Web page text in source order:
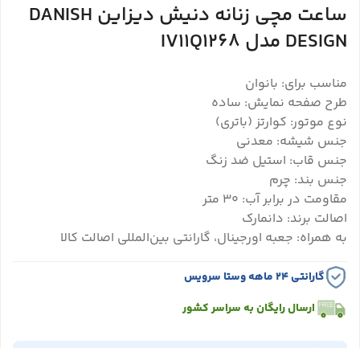
ساعت مچی زنانه دنیش دیزاین DANISH
DESIGN مدل IV11Q1268
مناسب برای: بانوان
طرح صفحه نمایش: ساده
نوع موتور: کوارتز (باتری)
جنس شیشه: معدنی
جنس قاب: استیل ضد زنگ
جنس بند: چرم
مقاومت در برابر آب: 30 متر
اصالت برند: دانمارک
به همراه: جعبه اورجینال، گارانتی بین‌المللی اصالت کالا
گارانتی ۲۴ ماهه وستا سرویس
ارسال رایگان به سراسر کشور